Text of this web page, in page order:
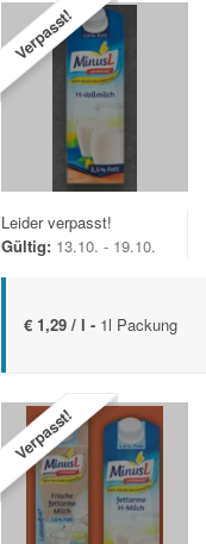
Verpasst!
Leider verpasst!
Gültig: 13.10. - 19.10.
€ 1,29 / l - 1l Packung
Verpasst!